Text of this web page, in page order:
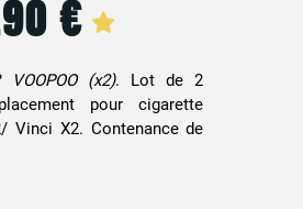
€
(x2). Lot de 2
pour cigarette
Vinci X2. Contenance de